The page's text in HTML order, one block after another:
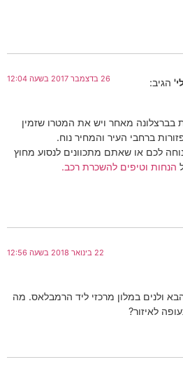
הגיב: 26 בדצמבר 2017 בשעה 12:04
בברצלונה מאחר ויש את המטרו שזמין
ברחבי העיר והמחיר נוח.
לכם או שאתם מתכוונים לנסוע מחוץ
הנחות וטיפים להשכרת רכב.
22 בינואר 2018 בשעה 12:56
ולנים במלון מרכזי ליד הרמבלאס. מה
לאיזור?